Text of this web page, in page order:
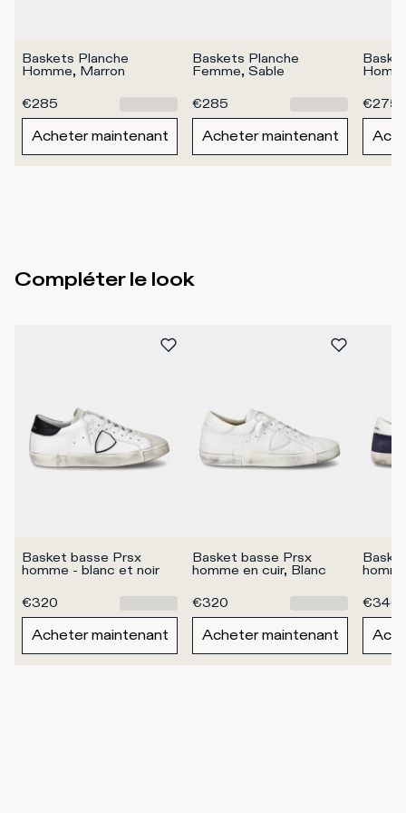
Baskets Planche
Homme, Marron
€285
Acheter maintenant
Baskets Planche
Femme, Sable
€285
Acheter maintenant
€275
Compléter le look
Basket basse Prsx
homme - blanc et noir
€320
Acheter maintenant
Basket basse Prsx
homme en cuir, Blanc
€320
Acheter maintenant
€340